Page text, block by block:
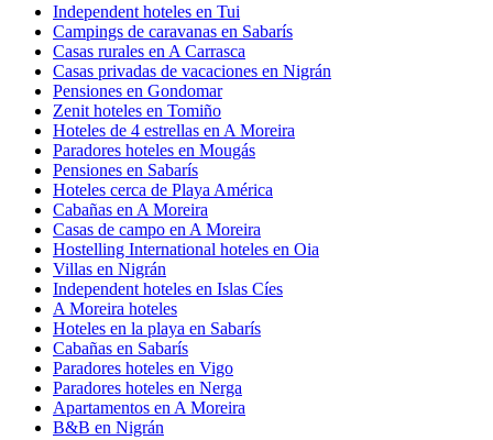
Independent hoteles en Tui
Campings de caravanas en Sabarís
Casas rurales en A Carrasca
Casas privadas de vacaciones en Nigrán
Pensiones en Gondomar
Zenit hoteles en Tomiño
Hoteles de 4 estrellas en A Moreira
Paradores hoteles en Mougás
Pensiones en Sabarís
Hoteles cerca de Playa América
Cabañas en A Moreira
Casas de campo en A Moreira
Hostelling International hoteles en Oia
Villas en Nigrán
Independent hoteles en Islas Cíes
A Moreira hoteles
Hoteles en la playa en Sabarís
Cabañas en Sabarís
Paradores hoteles en Vigo
Paradores hoteles en Nerga
Apartamentos en A Moreira
B&B en Nigrán